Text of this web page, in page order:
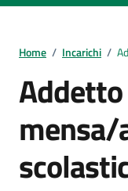
Home / Incarichi /
Addetto
mensa/